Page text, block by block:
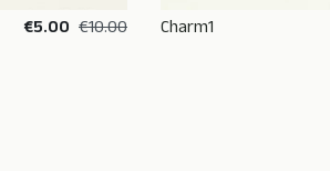
€5.00 €10.00 Charm1